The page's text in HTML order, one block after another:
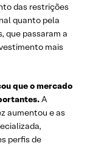
das restrições
quanto pela
que passaram a
mais
que o mercado
A
aumentou e as
perfis de